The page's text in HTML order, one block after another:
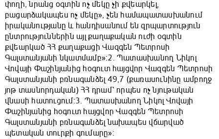
փողի, նրանց օգտին ոչ մեկը չի քվեարկել,
բացարձակապես ոչ մեկը», չեն համապատասխանում
իրականությանը և հանդիսանում են զրպարտություն
ընտրություններին այլ քաղաքական ուժի օգտին
քվեարկած ՀՀ քաղաքացի Վազգեն Պետրոսի
Գալստանյանի նկատմամբ»։2. Պատասխանող Նիկոլ
Վովայի Փաշինյանից հօգուտ հայցվոր Վազգեն Պետրոսի
Գալստանյանի բռնագանձել 49,7 (քառասունինը ամբողջ
յոթ տասնորդական) ՀՀ դրամ՝ որպես ոչ նյութական
վնասի հատուցում:3. Պատասխանող Նիկոլ Վովայի
Փաշինյանից հօգուտ հայցվոր Վազգեն Պետրոսի
Գալստանյանի բռնագանձել նախապես վճարված
պետական տուրքի գումարը»: